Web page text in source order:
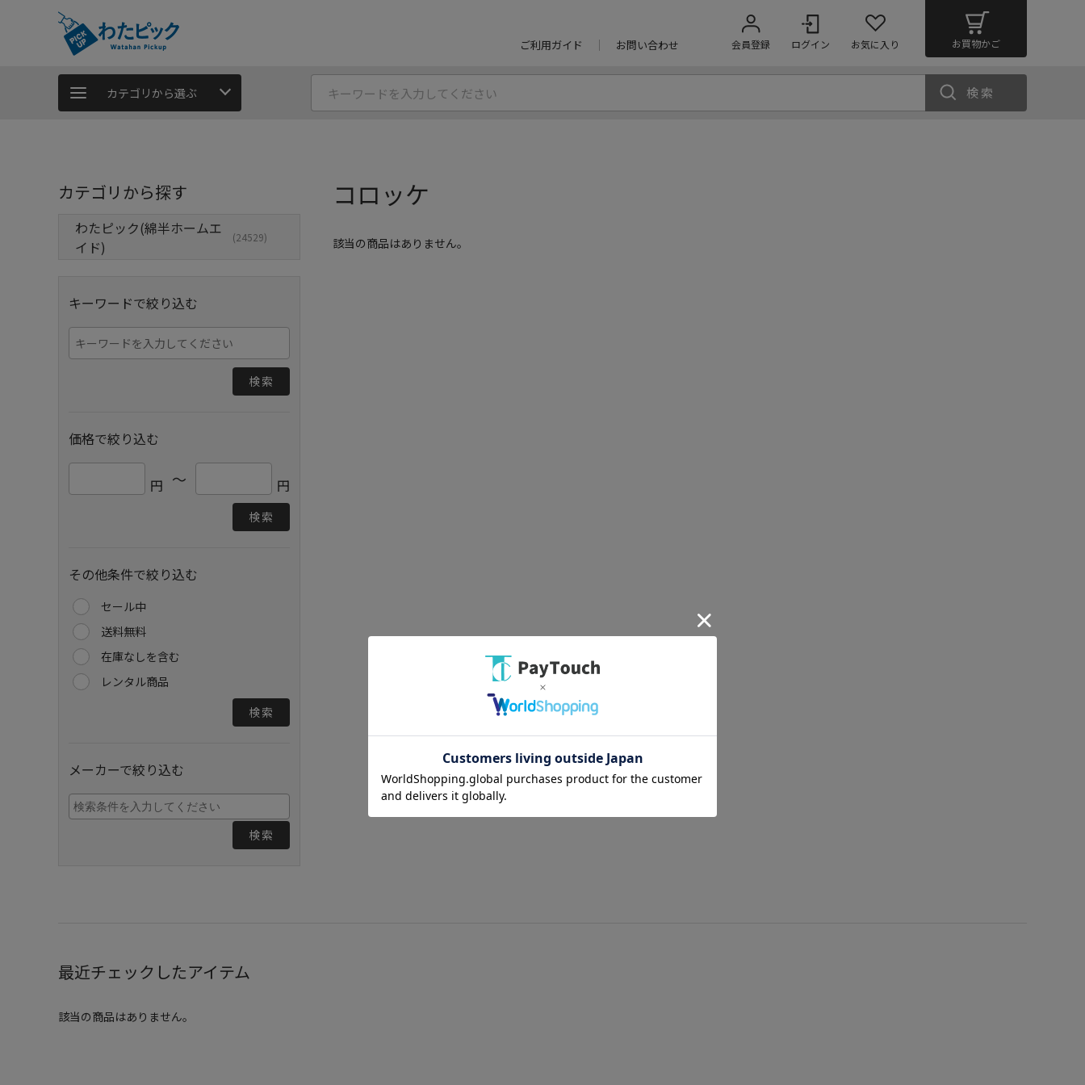
ご利用ガイド お問い合わせ 会員登録 ログイン お気に入り お買物かご
カテゴリから選ぶ 検索
カテゴリから探す
わたピック(綿半ホームエ
イド)
(24529)
キーワードで絞り込む
検索
価格で絞り込む
円 ～ 円
検索
その他条件で絞り込む
セール中
送料無料
在庫なしを含む
レンタル商品
検索
メーカーで絞り込む
検索
コロッケ
該当の商品はありません。
最近チェックしたアイテム
該当の商品はありません。